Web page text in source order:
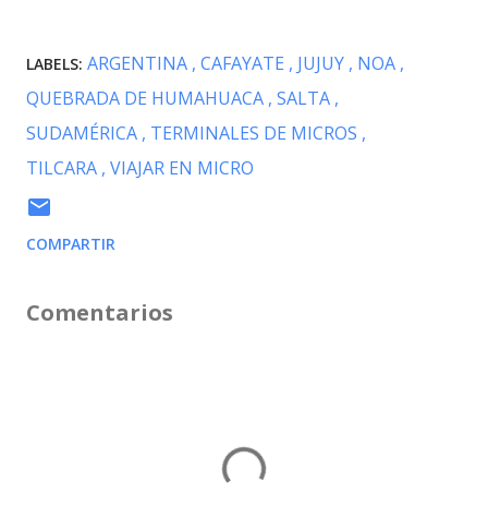
LABELS: ARGENTINA CAFAYATE JUJUY NOA
QUEBRADA DE HUMAHUACA SALTA
SUDAMÉRICA TERMINALES DE MICROS
TILCARA VIAJAR EN MICRO
COMPARTIR
Comentarios